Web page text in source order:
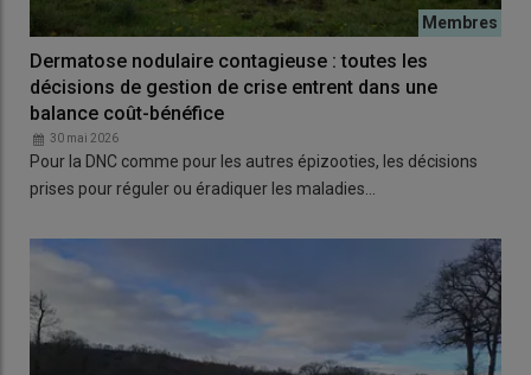
Dermatose nodulaire contagieuse : toutes les
décisions de gestion de crise entrent dans une
balance coût-bénéfice
30 mai 2026
Pour la DNC comme pour les autres épizooties, les décisions
prises pour réguler ou éradiquer les maladies…